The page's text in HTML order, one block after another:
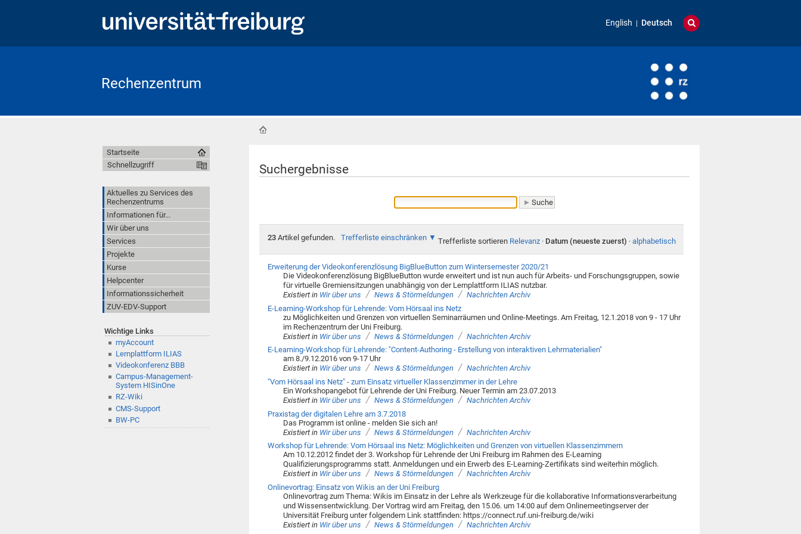
English Deutsch
Rechenzentrum
Suchergebnisse
23Artikel gefunden. Trefferliste einschränken Trefferliste sortieren Relevanz · Datum (neueste zuerst) · alphabetisch
Erweiterung der Videokonferenzlösung BigBlueButton zum Wintersemester 2020/21
Die Videokonferenzlösung BigBlueButton wurde erweitert und ist nun auch für Arbeits- und Forschungsgruppen, sowie
für virtuelle Gremiensitzungen unabhängig von der Lernplattform ILIAS nutzbar.
Existiert in Wir über uns / News & Störmeldungen / Nachrichten Archiv
E-Learning-Workshop für Lehrende: Vom Hörsaal ins Netz
zu Möglichkeiten und Grenzen von virtuellen Seminarräumen und Online-Meetings. Am Freitag, 12.1.2018 von 9 - 17 Uhr
im Rechenzentrum der Uni Freiburg.
Existiert in Wir über uns / News & Störmeldungen / Nachrichten Archiv
E-Learning-Workshop für Lehrende: "Content-Authoring - Erstellung von interaktiven Lehrmaterialien"
am 8./9.12.2016 von 9-17 Uhr
Existiert in Wir über uns / News & Störmeldungen / Nachrichten Archiv
"Vom Hörsaal ins Netz" - zum Einsatz virtueller Klassenzimmer in der Lehre
Ein Workshopangebot für Lehrende der Uni Freiburg. Neuer Termin am 23.07.2013
Existiert in Wir über uns / News & Störmeldungen / Nachrichten Archiv
Praxistag der digitalen Lehre am 3.7.2018
Das Programm ist online - melden Sie sich an!
Existiert in Wir über uns / News & Störmeldungen / Nachrichten Archiv
Workshop für Lehrende: Vom Hörsaal ins Netz: Möglichkeiten und Grenzen von virtuellen Klassenzimmern
Am 10.12.2012 findet der 3. Workshop für Lehrende der Uni Freiburg im Rahmen des E-Learning
Qualifizierungsprogramms statt. Anmeldungen und ein Erwerb des E-Learning-Zertifikats sind weiterhin möglich.
Existiert in Wir über uns / News & Störmeldungen / Nachrichten Archiv
Onlinevortrag: Einsatz von Wikis an der Uni Freiburg
Onlinevortrag zum Thema: Wikis im Einsatz in der Lehre als Werkzeuge für die kollaborative Informationsverarbeitung
und Wissensentwicklung. Der Vortrag wird am Freitag, den 15.06. um 14:00 auf dem Onlinemeetingserver der
Universität Freiburg unter folgendem Link stattfinden: https://connect.ruf.uni-freiburg.de/wiki
Existiert in Wir über uns / News & Störmeldungen / Nachrichten Archiv
Startseite
Schnellzugriff
Aktuelles zu Services des
Rechenzentrums
Informationen für...
Wir über uns
Services
Projekte
Kurse
Helpcenter
Informationssicherheit
ZUV-EDV-Support
Wichtige Links
myAccount
Lernplattform ILIAS
Videokonferenz BBB
Campus-Management-
System HISinOne
RZ-Wiki
CMS-Support
BW-PC